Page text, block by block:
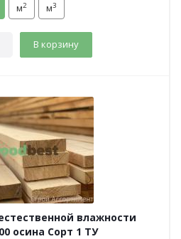
м2 м3
В корзину
влажности
осина Сорт 1 ТУ